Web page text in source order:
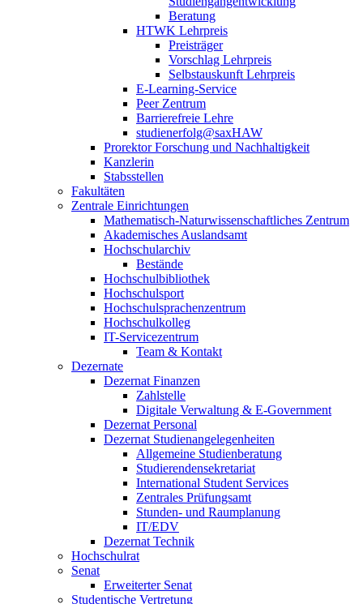
Beratung
HTWK Lehrpreis
Preisträger
Vorschlag Lehrpreis
Selbstauskunft Lehrpreis
E-Learning-Service
Peer Zentrum
Barrierefreie Lehre
studienerfolg@saxHAW
Prorektor Forschung und Nachhaltigkeit
Kanzlerin
Stabsstellen
Fakultäten
Zentrale Einrichtungen
Mathematisch-Naturwissenschaftliches Zentrum
Akademisches Auslandsamt
Hochschularchiv
Bestände
Hochschulbibliothek
Hochschulsport
Hochschulsprachenzentrum
Hochschulkolleg
IT-Servicezentrum
Team & Kontakt
Dezernate
Dezernat Finanzen
Zahlstelle
Digitale Verwaltung & E-Government
Dezernat Personal
Dezernat Studienangelegenheiten
Allgemeine Studienberatung
Studierendensekretariat
International Student Services
Zentrales Prüfungsamt
Stunden- und Raumplanung
IT/EDV
Dezernat Technik
Hochschulrat
Senat
Erweiterter Senat
Studentische Vertretung